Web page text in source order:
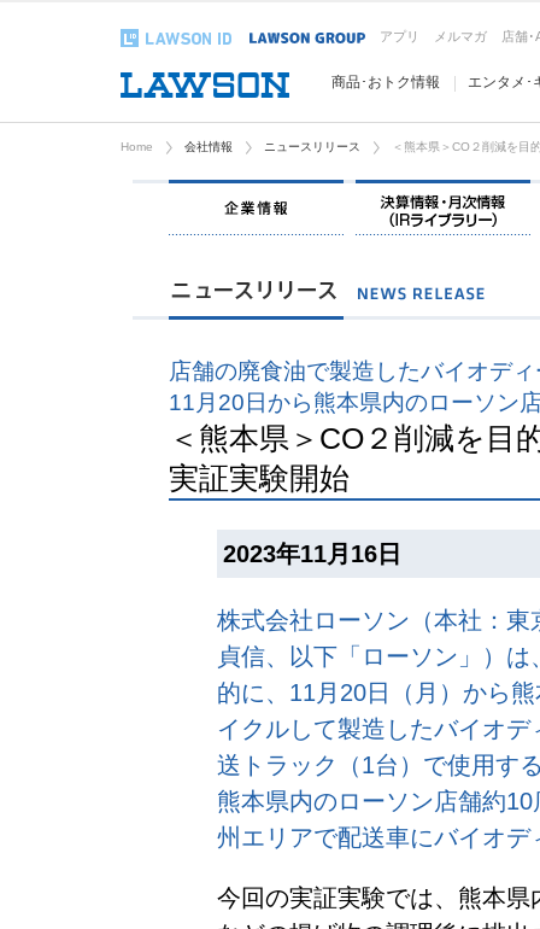
アプリ メルマガ 店舗･
商品･おトク情報 エンタメ･
Home 会社情報 ニュースリリース ＜熊本県＞CO２削減を目
企業情報
店舗の廃食油で製造したバイオデ
11月20日から熊本県内のローソン
＜熊本県＞CO２削減を目
実証実験開始
2023年11月16日
株式会社ローソン（本社：
貞信、以下「ローソン」）
的に、11月20日（月）から
イクルして製造したバイオ
送トラック（1台）で使用す
熊本県内のローソン店舗約
州エリアで配送車にバイオ
今回の実証実験では、熊本